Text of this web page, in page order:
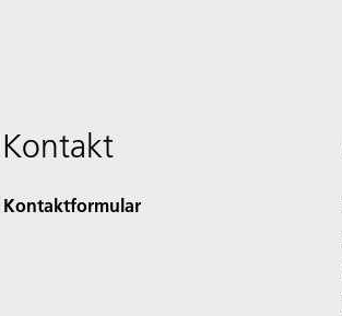
Kontakt
Kontaktformular